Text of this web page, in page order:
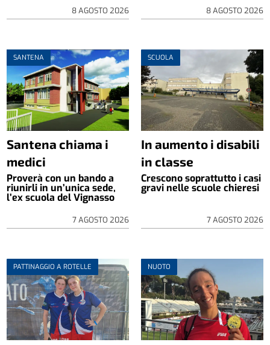
8 AGOSTO 2026 8 AGOSTO 2026
SANTENA
Santena chiama i
medici
Proverà con un bando a
riunirli in un’unica sede,
l’ex scuola del Vignasso
7 AGOSTO 2026
SCUOLA
In aumento i disabili
in classe
Crescono soprattutto i casi
gravi nelle scuole chieresi
7 AGOSTO 2026
PATTINAGGIO A ROTELLE NUOTO